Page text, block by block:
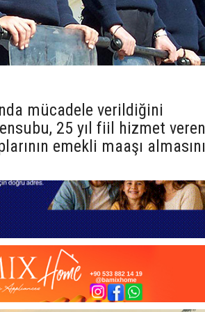
mücadele verildiğini
25 yıl fiil hizmet veren
emekli maaşı